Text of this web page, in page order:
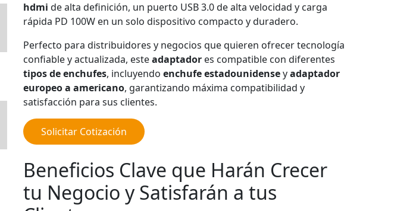
hdmi de alta definición, un puerto USB 3.0 de alta velocidad y carga
rápida PD 100W en un solo dispositivo compacto y duradero.
Perfecto para distribuidores y negocios que quieren ofrecer tecnología
confiable y actualizada, esteadaptador es compatible con diferentes
tipos de enchufes, incluyendo enchufe estadounidenseyadaptador
europeo a americano, garantizando máxima compatibilidad y
satisfacción para sus clientes.
Solicitar Cotización
Beneficios Clave que Harán Crecer
tu Negocio y Satisfarán a tus